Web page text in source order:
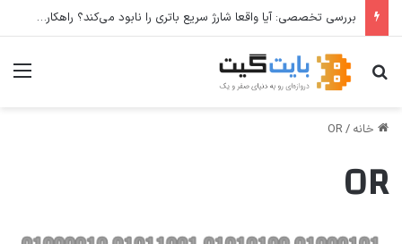
بررسی تخصصی: آیا واقعا شارژ سریع باتری را نابود می‌کند؟ راهکارهای عملی برای افزایش طول عمر باتری
جستجو برای
خانه /
OR
OR